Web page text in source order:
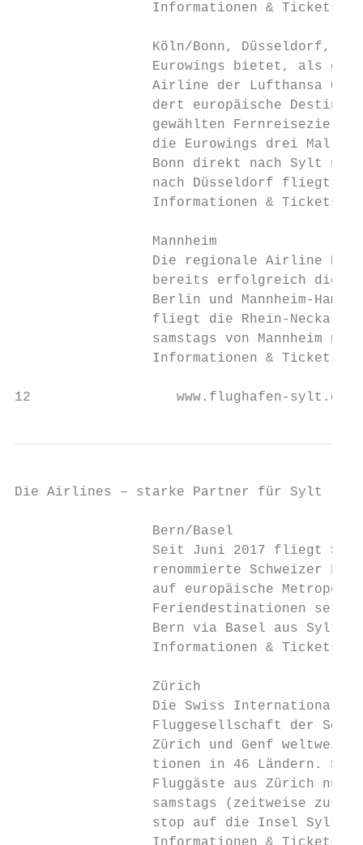
Informationen & Tickets:
Köln/Bonn, Düsseldorf,
Eurowings bietet, als
Airline der Lufthansa
dert europäische
gewählten Fernreisezielen
die Eurowings drei Mal
Bonn direkt nach Sylt und
nach Düsseldorf fliegt
Informationen & Tickets:
                 Mannheim
Die regionale Airline
bereits erfolgreich die
Berlin und Mannheim-
fliegt die Rhein-Neckar
samstags von Mannheim
Informationen & Tickets:
12                  www.flughafen-sylt.de
Die Airlines – starke Partner für Sylt
                 Bern/Basel
Seit Juni 2017 fliegt
renommierte Schweizer
auf europäische
Feriendestinationen
Bern via Basel aus Sylt
Informationen & Tickets:
                 Zürich
Die Swiss International
Fluggesellschaft der
Zürich und Genf weltweit
tionen in 46 Ländern.
Fluggäste aus Zürich nun
samstags (zeitweise
                 stop auf die Insel Sylt.